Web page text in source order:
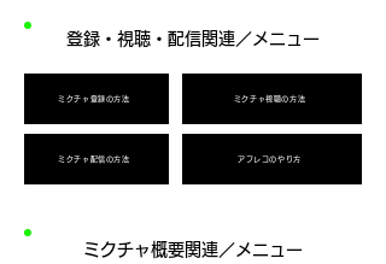
​登録・視聴・配信関連／メニュー
ミクチャ登録の方法
ミクチャ配信の方法
ミクチャ視聴の方法
アフレコのやり方
ミクチャ概要関連／メニュー